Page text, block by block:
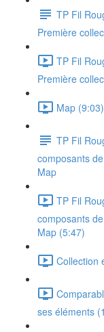
TP Fil
Première
TP Fil
Première
Map (9:03)
TP Fil
composants
Map
TP Fil
composants
Map (5:47)
Collection
ses éléments